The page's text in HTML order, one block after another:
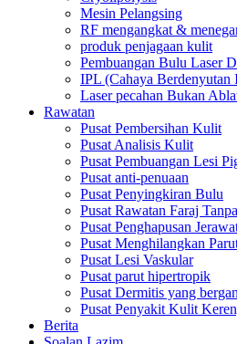
Mesin Pelangsing
RF mengangkat &
produk penjagaan kulit
Pembuangan Bulu Laser
IPL (Cahaya Berdenyutan
Laser pecahan Bukan
Rawatan
Pusat Pembersihan Kulit
Pusat Analisis Kulit
Pusat Pembuangan Lesi
Pusat anti-penuaan
Pusat Penyingkiran Bulu
Pusat Rawatan Faraj
Pusat Penghapusan
Pusat Menghilangkan
Pusat Lesi Vaskular
Pusat parut hipertropik
Pusat Dermitis yang
Pusat Penyakit Kulit
Berita